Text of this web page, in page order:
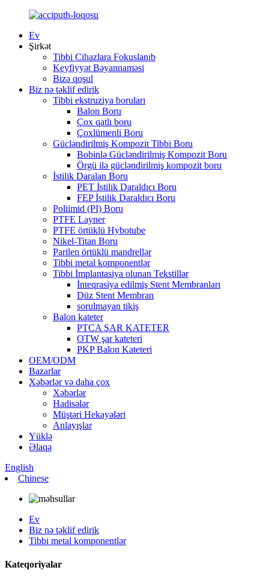
Ev
Şirkət
Tibbi Cihazlara Fokuslanıb
Keyfiyyət Bəyannaməsi
Bizə qoşul
Biz nə təklif edirik
Tibbi ekstruziya boruları
Balon Boru
Çox qatlı boru
Çoxlümenli Boru
Gücləndirilmiş Kompozit Tibbi Boru
Bobinlə Gücləndirilmiş Kompozit Boru
Örgü ilə gücləndirilmiş kompozit boru
İstilik Daralan Boru
PET İstilik Daraldıcı Boru
FEP İstilik Daraldıcı Boru
Poliimid (PI) Boru
PTFE Layner
PTFE örtüklü Hybotube
Nikel-Titan Boru
Parilen örtüklü mandrellər
Tibbi metal komponentlər
Tibbi İmplantasiya olunan Tekstillər
İnteqrasiya edilmiş Stent Membranları
Düz Stent Membran
sorulmayan tikiş
Balon kateter
PTCA ŞAR KATETER
OTW şar kateteri
PKP Balon Kateteri
OEM/ODM
Bazarlar
Xəbərlər və daha çox
Xəbərlər
Hadisələr
Müştəri Hekayələri
Anlayışlar
Yüklə
Əlaqə
English
Chinese
Ev
Biz nə təklif edirik
Tibbi metal komponentlər
Kateqoriyalar